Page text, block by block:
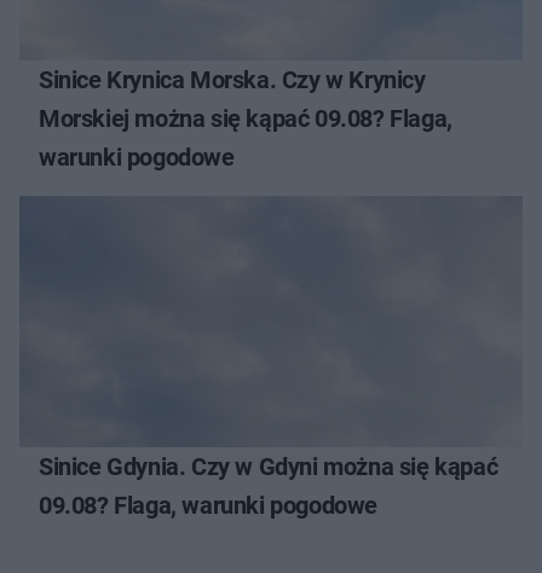
Sinice Krynica Morska. Czy w Krynicy
Morskiej można się kąpać 09.08? Flaga,
warunki pogodowe
Sinice Gdynia. Czy w Gdyni można się kąpać
09.08? Flaga, warunki pogodowe